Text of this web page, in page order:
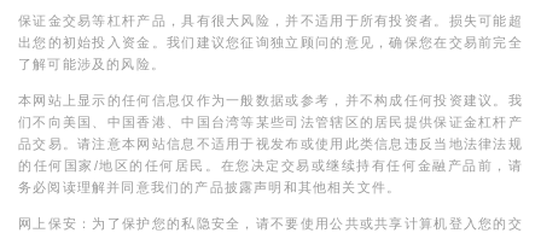
保证金交易等杠杆产品，具有很大风险，并不适用于所有投资者。损失可能超
出您的初始投入资金。我们建议您征询独立顾问的意见，确保您在交易前完全
了解可能涉及的风险。
本网站上显示的任何信息仅作为一般数据或参考，并不构成任何投资建议。我
们不向美国、中国香港、中国台湾等某些司法管辖区的居民提供保证金杠杆产
品交易。请注意本网站信息不适用于视发布或使用此类信息违反当地法律法规
的任何国家/地区的任何居民。在您决定交易或继续持有任何金融产品前，请
务必阅读理解并同意我们的产品披露声明和其他相关文件。
网上保安：为了保护您的私隐安全，请不要使用公共或共享计算机登入您的交